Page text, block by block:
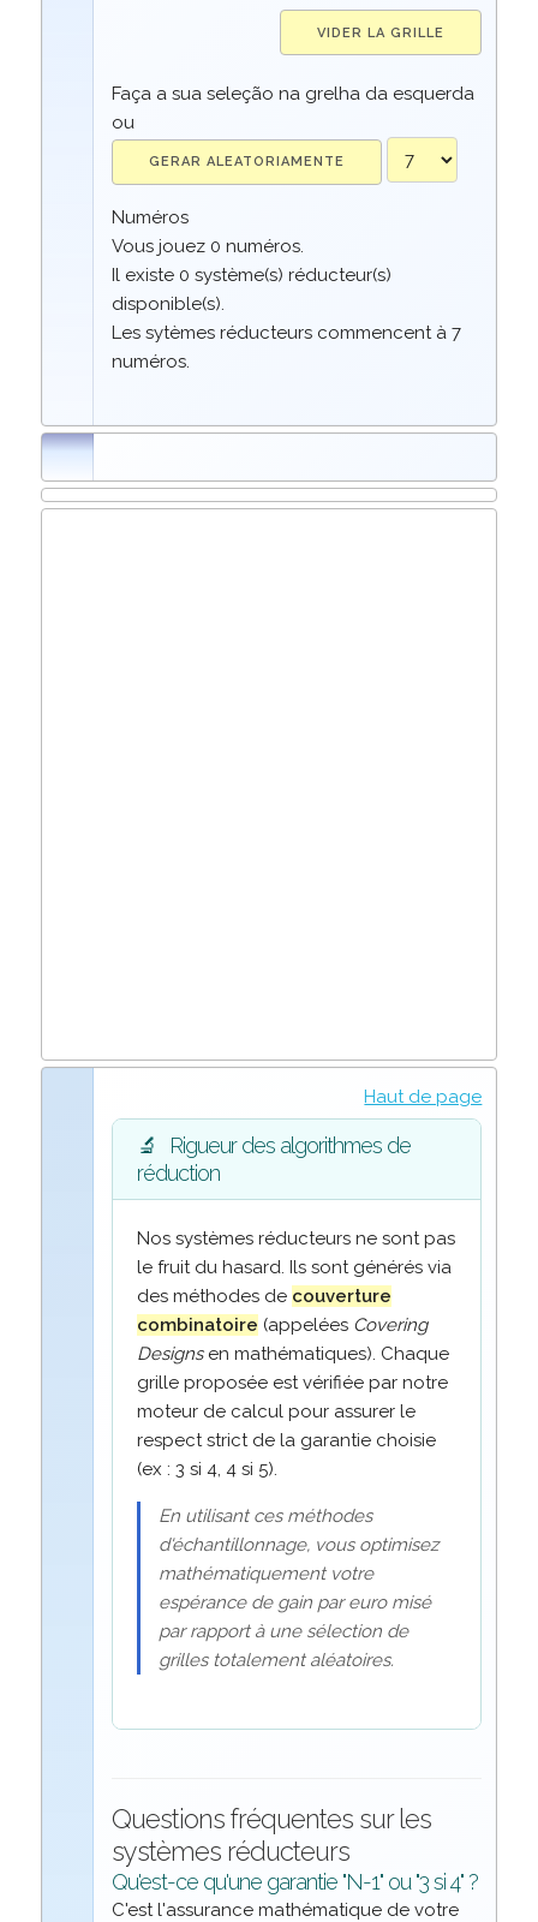
Faça a sua seleção na grelha da esquerda
ou
Numéros
Vous jouez 0 numéros.
Il existe 0 système(s) réducteur(s)
disponible(s).
Les sytèmes réducteurs commencent à 7
numéros.
Haut de page
🔬
Rigueur des algorithmes de
réduction
Nos systèmes réducteurs ne sont pas
le fruit du hasard. Ils sont générés via
des méthodes de couverture
combinatoire (appelées Covering
Designsen mathématiques). Chaque
grille proposée est vérifiée par notre
moteur de calcul pour assurer le
respect strict de la garantie choisie
(ex : 3 si 4, 4 si 5).
En utilisant ces méthodes
d'échantillonnage, vous optimisez
mathématiquement votre
espérance de gain par euro misé
par rapport à une sélection de
grilles totalement aléatoires.
Questions fréquentes sur les
systèmes réducteurs
Qu'est-ce qu'une garantie "N-1" ou "3 si 4" ?
C'est l'assurance mathématique de votre